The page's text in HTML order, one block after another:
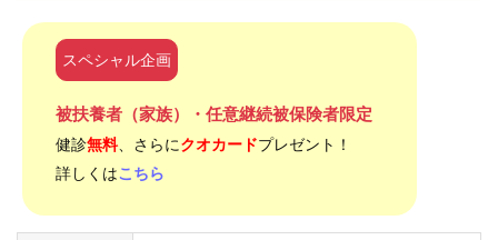
覧
スペシャル企画
被扶養者（家族）・任意継続被保険者限定
健診無料、さらにクオカードプレゼント！
詳しくはこちら